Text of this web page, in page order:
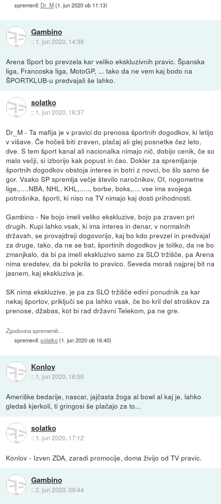
spremenil: Dr_M(1. jun 2020 ob 11:13)
Gambino
:: 1. jun 2020, 14:38
Arena Sport bo prevzela kar veliko ekskluzivnih pravic. Španska
liga, Francoska liga, MotoGP, ... tako da ne vem kaj bodo na
ŠPORTKLUB-u predvajali še lahko.
solatko
:: 1. jun 2020, 16:37
Dr_M - Ta mafija je v pravici do prenosa športnih dogodkov, ki letijo
v višave. Če hočeš biti zraven, plačaj ali glej posnetke čez leto,
dve. S tem šport kanal ali nacionalka nimajo nič, dobijo cenik, če so
malo večji, si izborijo kak popust in čao. Dokler za spremljanje
športnih dogodkov obstoja interes in botri z novci, bo šlo samo še
gor. Vsako SP spremlja večje število naročnikov, OI, nogometne
lige,.....NBA, NHL, KHL,....., borbe, boks,.... vse ima svojega
potrošnika, športi, ki niso na TV nimajo kaj dosti prihodnosti.
Gambino - Ne bojo imeli veliko ekskluzive, bojo pa zraven pri
drugih. Kupi lahko vsak, ki ima interes in denar, v normalnih
državah, se provajdreji dogovorijo, kaj bo kdo prevzel in predvajal
za druge, tako, da ne se bat, športinih dogodkov je toliko, da ne bo
zmanjkalo, da bi pa imeli ekskluzivo samo za SLO tržišče, pa Arena
nima sredstev, da bi pokrila to pravico. Seveda moraš najprej bit na
jasnem, kaj ekskluziva je.
SK nima ekskluzive, je pa za SLO tržišče edini ponudnik za kar
nekaj športov, priključi se pa lahko vsak, če bo kril del stroškov za
prenose, džabas, kot bi rad državni Telekom, pa ne gre.
Zgodovina sprememb…
spremenil:solatko(1. jun 2020 ob 16:40)
Konlov
:: 1. jun 2020, 16:59
Ameriške bedarije, nascar, jajčasta žoga al bowl al kaj je, lahko
gledaš kjerkoli, ti gringosi še plačajo za to...
solatko
:: 1. jun 2020, 17:12
Konlov - Izven ZDA, zaradi promocije, doma živijo od TV pravic.
Gambino
::2. jun 2020, 09:44